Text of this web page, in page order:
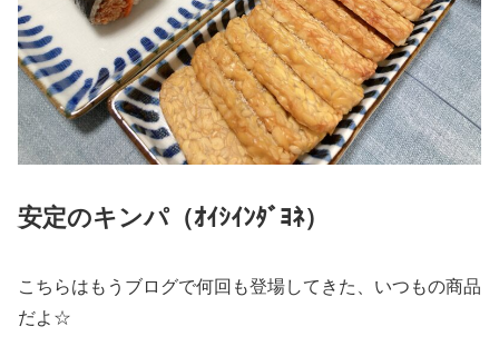
安定のキンパ（ｵｲｼｲﾝﾀﾞﾖﾈ）
こちらはもうブログで何回も登場してきた、いつもの商品
だよ☆